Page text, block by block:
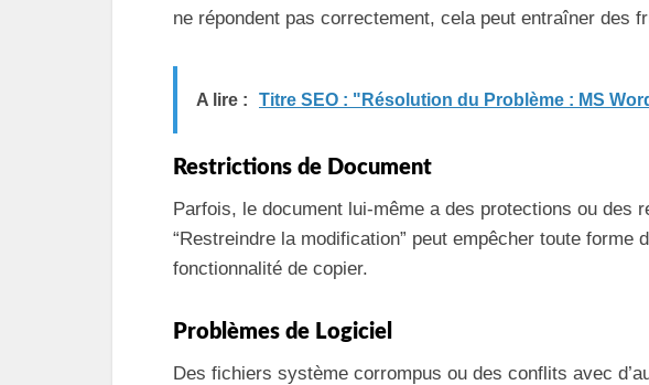
ne répondent pas correctement, cela peut entraîner des
A lire : Titre SEO : "Résolution du Problème : MS
Restrictions de Document
Parfois, le document lui-même a des protections ou des
“Restreindre la modification” peut empêcher toute forme
fonctionnalité de copier.
Problèmes de Logiciel
Des fichiers système corrompus ou des conflits avec